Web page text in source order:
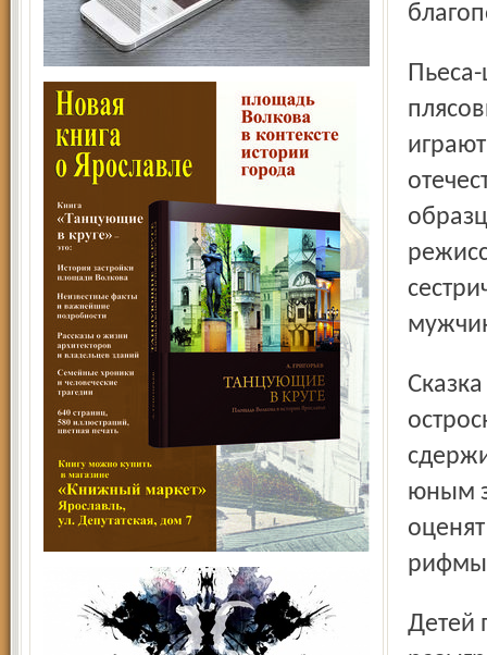
Пьеса-шутка в двух действиях написана лёгким, почти
Сказка обещает быть весёлой, динамичной и
юным
рифмы
Детей порадуют «настоящий» снег и снежная буря,